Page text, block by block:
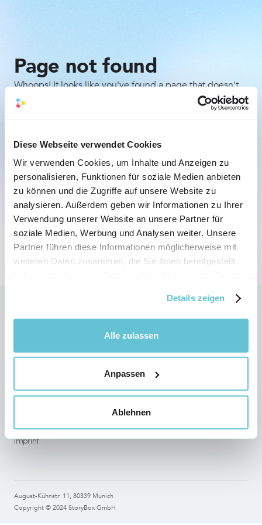
Diese Webseite verwendet Cookies
Wir verwenden Cookies, um Inhalte und Anzeigen zu
personalisieren, Funktionen für soziale Medien anbieten
zu können und die Zugriffe auf unsere Website zu
analysieren. Außerdem geben wir Informationen zu Ihrer
Verwendung unserer Website an unsere Partner für
soziale Medien, Werbung und Analysen weiter. Unsere
Partner führen diese Informationen möglicherweise mit
weiteren Daten zusammen, die Sie ihnen bereitgestellt
Details zeigen
Alle zulassen
Anpassen
Ablehnen
Page not found
Whoops! It looks like you've found a page that doesn't
exist. Don't worry, it happens to the best of us. Here are
Check the URL for any typos or mistakes.
Go back to the previous page and try to navigate
to the desired content from there.
Back to the homepage
Legal
Imprint
Copyright © 2024 StoryBox GmbH
August-Kühnstr. 11, 80339 Munich